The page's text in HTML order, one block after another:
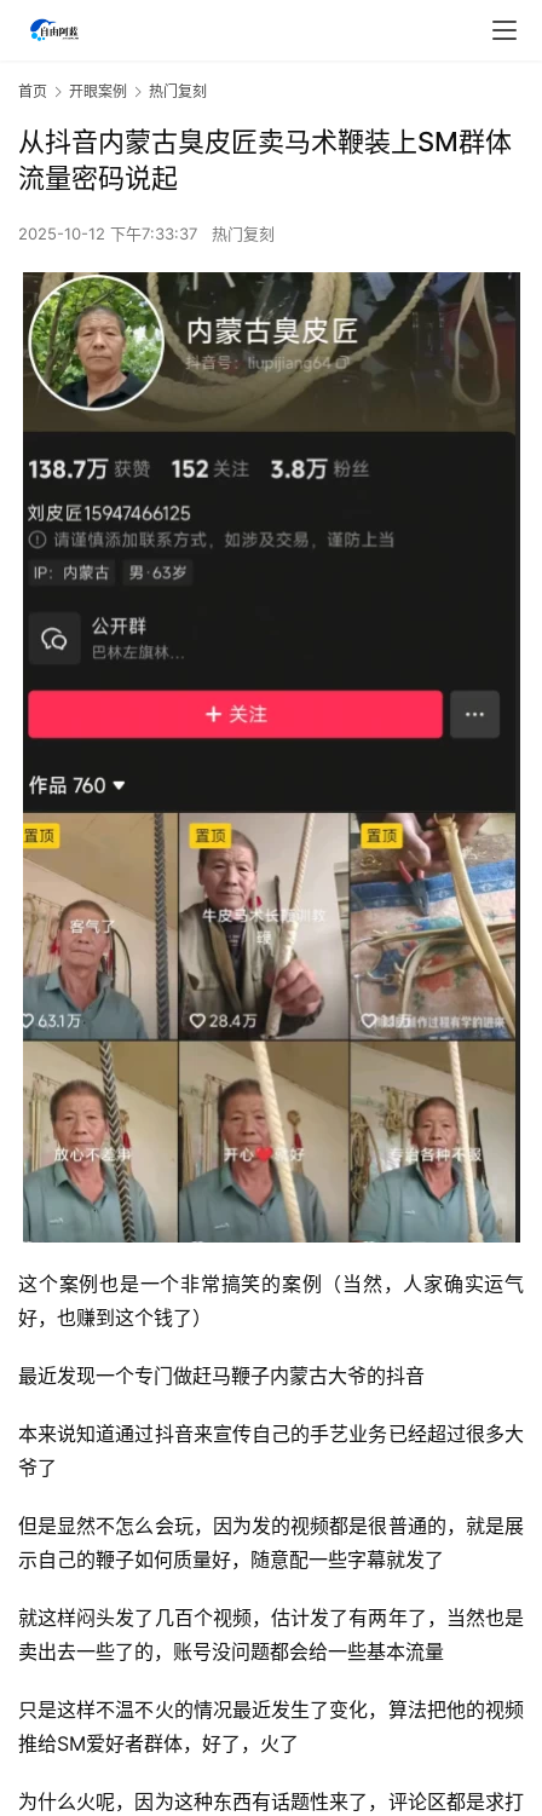
首
页
行
业
讯
眼
案
首页 开眼案例 热门复刻
从抖音内蒙古臭皮匠卖马术鞭装上SM群体
流量密码说起
2025-10-12 下午7:33:37 热门复刻
这个案例也是一个非常搞笑的案例（当然，人家确实运气
好，也赚到这个钱了）
最近发现一个专门做赶马鞭子内蒙古大爷的抖音
本来说知道通过抖音来宣传自己的手艺业务已经超过很多大
爷了
但是显然不怎么会玩，因为发的视频都是很普通的，就是展
示自己的鞭子如何质量好，随意配一些字幕就发了
就这样闷头发了几百个视频，估计发了有两年了，当然也是
卖出去一些了的，账号没问题都会给一些基本流量
只是这样不温不火的情况最近发生了变化，算法把他的视频
推给SM爱好者群体，好了，火了
为什么火呢，因为这种东西有话题性来了，评论区都是求打